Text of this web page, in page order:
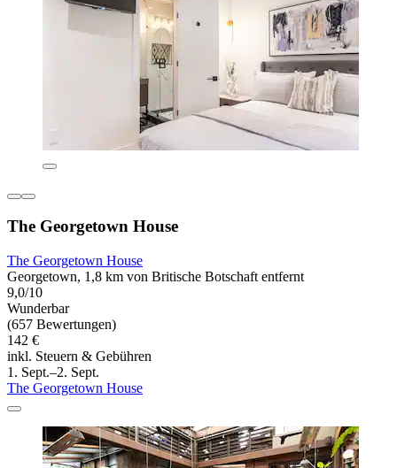
The Georgetown House
The Georgetown House
Georgetown, 1,8 km von Britische Botschaft entfernt
9,0/10
Wunderbar
(657 Bewertungen)
142 €
inkl. Steuern & Gebühren
1. Sept.–2. Sept.
The Georgetown House